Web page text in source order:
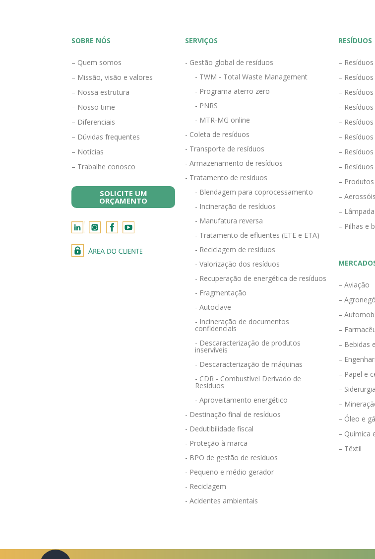
SOBRE NÓS
– Quem somos
– Missão, visão e valores
– Nossa estrutura
– Nosso time
– Diferenciais
– Dúvidas frequentes
– Notícias
– Trabalhe conosco
SOLICITE UM
ORÇAMENTO
SERVIÇOS
- Gestão global de resíduos
- TWM - Total Waste Management
- Programa aterro zero
- PNRS
- MTR-MG online
- Coleta de resíduos
- Transporte de resíduos
- Armazenamento de resíduos
- Tratamento de resíduos
- Blendagem para coprocessamento
- Incineração de resíduos
- Manufatura reversa
- Tratamento de efluentes (ETE e ETA)
- Reciclagem de resíduos
- Valorização dos resíduos
- Recuperação de energética de resíduos
- Fragmentação
- Autoclave
- Incineração de documentos
confidenciais
- Descaracterização de produtos
inservíveis
- Descaracterização de máquinas
- CDR - Combustível Derivado de
Resíduos
- Aproveitamento energético
- Destinação final de resíduos
- Dedutibilidade fiscal
- Proteção à marca
- BPO de gestão de resíduos
- Pequeno e médio gerador
- Reciclagem
- Acidentes ambientais
RESÍDUOS
–
–
–
–
–
–
–
–
–
– Aerossóis
–
– Pilhas e
– Aviação
–
–
–
– Bebidas
–
– Papel e
–
–
– Óleo e
– Química
– Têxtil